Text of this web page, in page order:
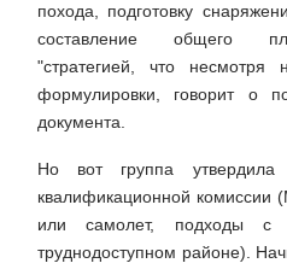
похода, подготовку
составление общего
"стратегией, что несмотря
формулировки, говорит о
документа.
Но вот группа
квалификационной комиссии
или самолет, подходы с
труднодоступном районе).